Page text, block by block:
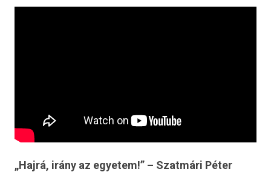
„Hajrá, irány az egyetem!” – Szatmári Péter